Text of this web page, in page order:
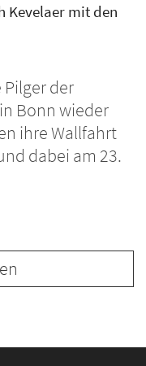
Kevelaer mit den
der
Bonn wieder
ihre Wallfahrt
dabei am 23.